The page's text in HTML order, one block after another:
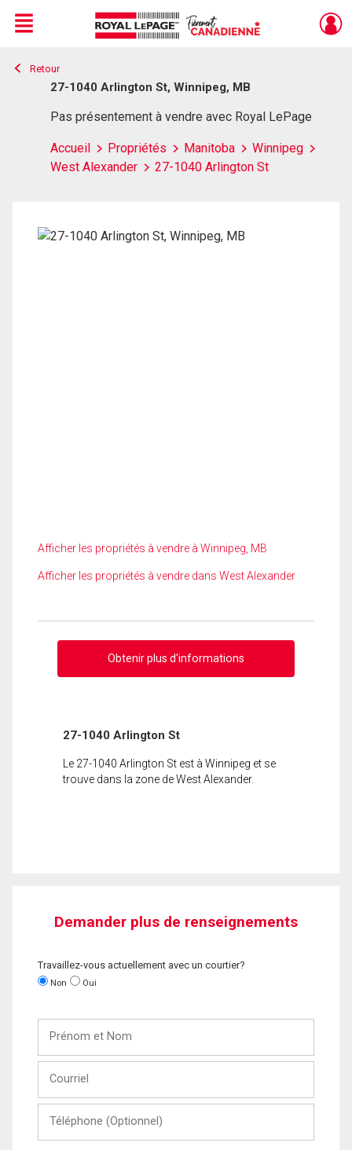
Live
En Direct
Menu
Retour
27-1040 Arlington St, Winnipeg, MB
Pas présentement à vendre avec Royal LePage
Accueil Propriétés Manitoba
Winnipeg
West Alexander
27-1040 Arlington St
Afficher les propriétés à vendre à Winnipeg, MB
Afficher les propriétés à vendre dans West Alexander
Obtenir plus d'informations
27-1040 Arlington St
Le 27-1040 Arlington St est à Winnipeg et se
trouve dans la zone de West Alexander.
Demander plus de renseignements
Travaillez-vous actuellement avec un courtier?
Non Oui
Nom
(Optionnel)